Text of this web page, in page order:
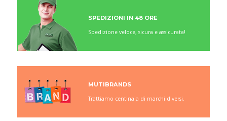
SPEDIZIONI IN 48 ORE
Spedizione veloce, sicura e assicurata!
MUTIBRANDS
Trattiamo centinaia di marchi diversi.